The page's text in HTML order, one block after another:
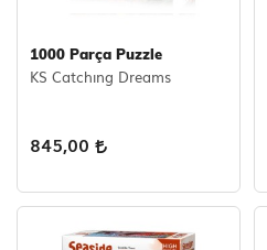
1000 Parça Puzzle
KS Catchıng Dreams
845,00